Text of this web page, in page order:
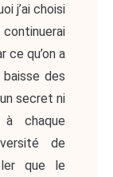
j’ai choisi
ce qu’on a
des
secret ni
chaque
de
que le